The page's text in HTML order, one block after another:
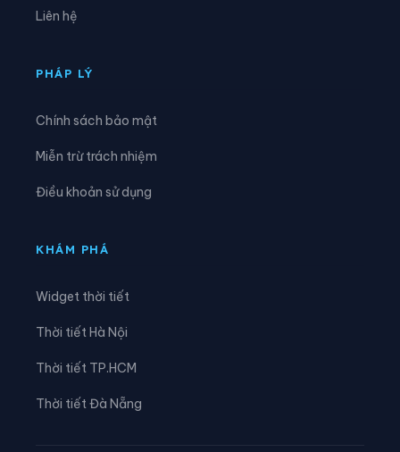
Phường Trần Liễu
Xã An Trường
Liên hệ
PHÁP LÝ
Chính sách bảo mật
Miễn trừ trách nhiệm
Điều khoản sử dụng
KHÁM PHÁ
Widget thời tiết
Thời tiết Hà Nội
Thời tiết TP.HCM
Thời tiết Đà Nẵng